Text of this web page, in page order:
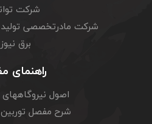
شرکت
شرکت مادرتخصصی تولید
برق نیوز
راهنمای
اصول
شرح مفصل